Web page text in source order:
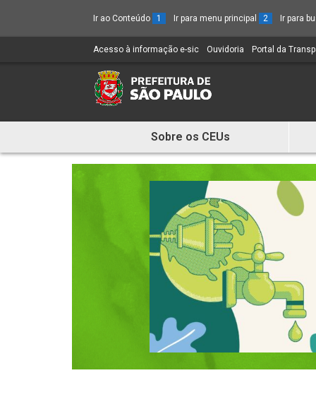
Ir ao Conteúdo 1 Ir para menu principal 2 Ir para
Acesso à informação e-sic (Link
um
novo
Ouvidoria (Link
Portal da
e
Sobre os CEUs